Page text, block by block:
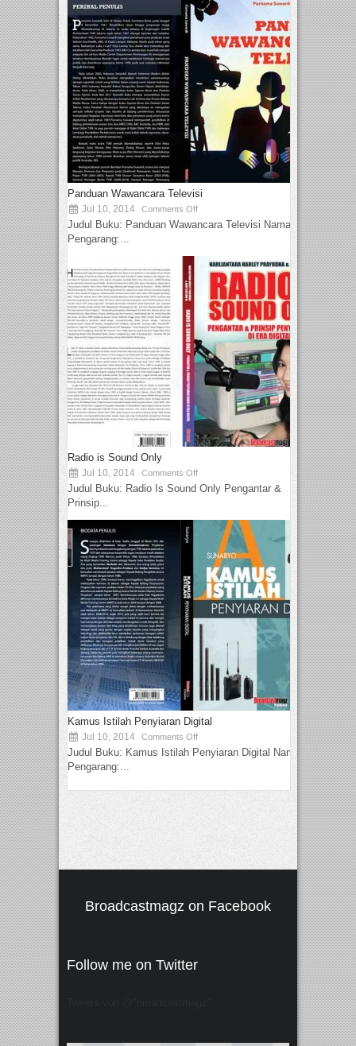
Panduan Wawancara Televisi
Jul 10, 2014 Comments Off
Judul Buku: Panduan Wawancara Televisi Nama
Pengarang:...
Radio is Sound Only
Jul 10, 2014 Comments Off
Judul Buku: Radio Is Sound Only Pengantar &
Prinsip...
Kamus Istilah Penyiaran Digital
Jul 10, 2014 Comments Off
Judul Buku: Kamus Istilah Penyiaran Digital Nama
Pengarang:...
Broadcastmagz on Facebook
Follow me on Twitter